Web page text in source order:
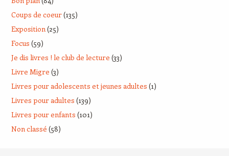
Coups de coeur(135)
Exposition(25)
Focus (59)
Je dis livres ! le club de lecture (33)
Livre Migre (3)
Livres pour adolescents et jeunes adultes (1)
Livres pour adultes (139)
Livres pour enfants (101)
Non classé (58)